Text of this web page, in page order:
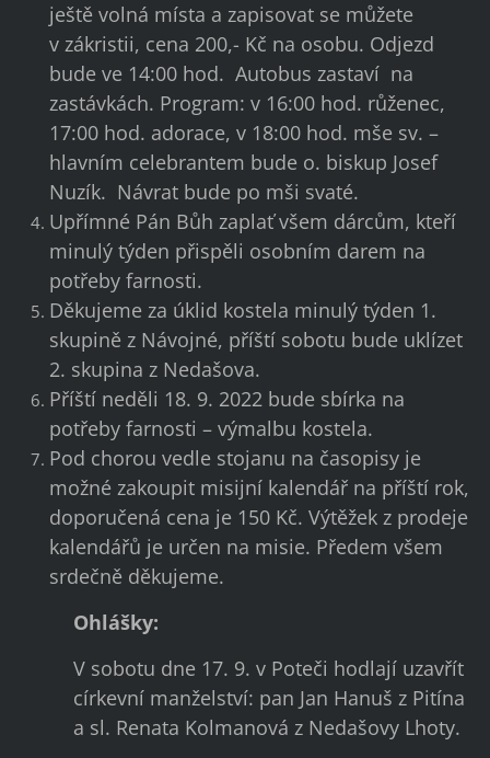
ještě volná místa a zapisovat se můžete
v zákristii, cena 200,- Kč na osobu. Odjezd
bude ve 14:00 hod. Autobus zastaví na
zastávkách. Program: v 16:00 hod. růženec,
17:00 hod. adorace, v 18:00 hod. mše sv. –
hlavním celebrantem bude o. biskup Josef
Nuzík. Návrat bude po mši svaté.
Upřímné Pán Bůh zaplať všem dárcům, kteří
minulý týden přispěli osobním darem na
potřeby farnosti.
Děkujeme za úklid kostela minulý týden 1.
skupině z Návojné, příští sobotu bude uklízet
2. skupina z Nedašova.
Příští neděli 18. 9. 2022 bude sbírka na
potřeby farnosti – výmalbu kostela.
Pod chorou vedle stojanu na časopisy je
možné zakoupit misijní kalendář na příští rok,
doporučená cena je 150 Kč. Výtěžek z prodeje
kalendářů je určen na misie. Předem všem
srdečně děkujeme.
Ohlášky:
V sobotu dne 17. 9. v Poteči hodlají uzavřít
církevní manželství: pan Jan Hanuš z Pitína
a sl. Renata Kolmanová z Nedašovy Lhoty.